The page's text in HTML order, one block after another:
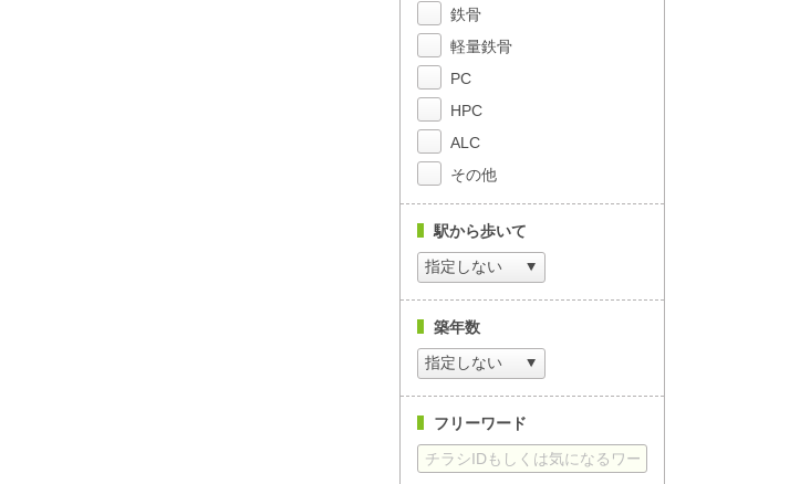
鉄骨
軽量鉄骨
PC
HPC
ALC
その他
駅から歩いて
築年数
フリーワード